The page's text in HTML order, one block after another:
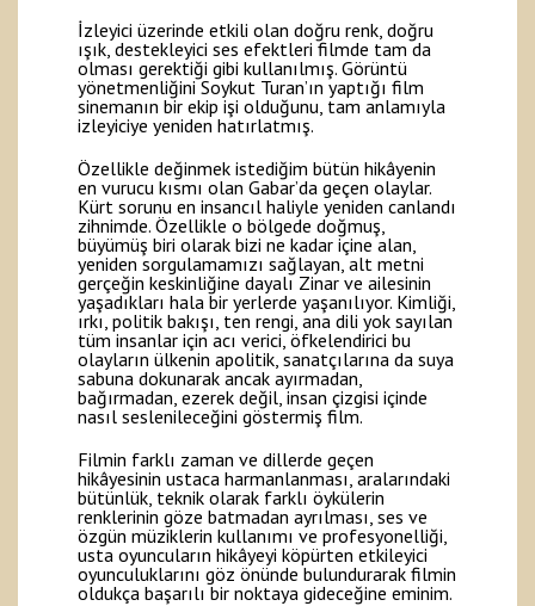
İzleyici üzerinde etkili olan doğru renk, doğru
ışık, destekleyici ses efektleri filmde tam da
olması gerektiği gibi kullanılmış. Görüntü
yönetmenliğini Soykut Turan’ın yaptığı film
sinemanın bir ekip işi olduğunu, tam anlamıyla
izleyiciye yeniden hatırlatmış.
Özellikle değinmek istediğim bütün hikâyenin
en vurucu kısmı olan Gabar’da geçen olaylar.
Kürt sorunu en insancıl haliyle yeniden canlandı
zihnimde. Özellikle o bölgede doğmuş,
büyümüş biri olarak bizi ne kadar içine alan,
yeniden sorgulamamızı sağlayan, alt metni
gerçeğin keskinliğine dayalı Zinar ve ailesinin
yaşadıkları hala bir yerlerde yaşanılıyor. Kimliği,
ırkı, politik bakışı, ten rengi, ana dili yok sayılan
tüm insanlar için acı verici, öfkelendirici bu
olayların ülkenin apolitik, sanatçılarına da suya
sabuna dokunarak ancak ayırmadan,
bağırmadan, ezerek değil, insan çizgisi içinde
nasıl seslenileceğini göstermiş film.
Filmin farklı zaman ve dillerde geçen
hikâyesinin ustaca harmanlanması, aralarındaki
bütünlük, teknik olarak farklı öykülerin
renklerinin göze batmadan ayrılması, ses ve
özgün müziklerin kullanımı ve profesyonelliği,
usta oyuncuların hikâyeyi köpürten etkileyici
oyunculuklarını göz önünde bulundurarak filmin
oldukça başarılı bir noktaya gideceğine eminim.